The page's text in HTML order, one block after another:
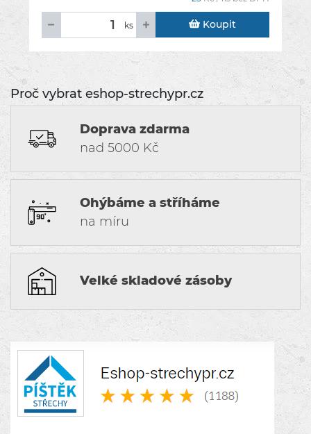
Proč vybrat eshop-strechypr.cz
Doprava zdarma
nad 5000 Kč
Ohýbáme a stříháme
na míru
Velké skladové zásoby
ks Koupit